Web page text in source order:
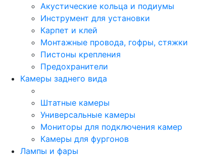
Акустические кольца и подиумы
Инструмент для установки
Карпет и клей
Монтажные провода, гофры, стяжки
Пистоны крепления
Предохранители
Камеры заднего вида
Штатные камеры
Универсальные камеры
Мониторы для подключения камер
Камеры для фургонов
Лампы и фары